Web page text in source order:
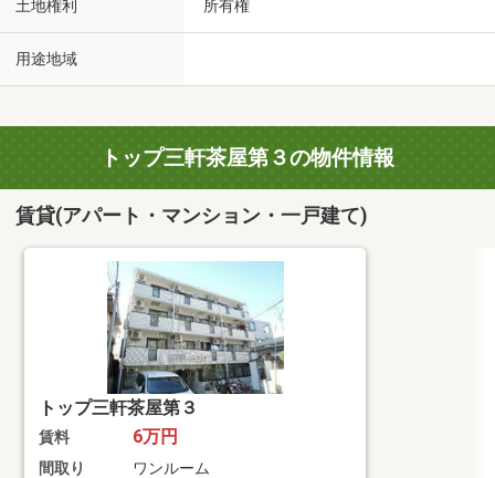
土地権利 所有権
用途地域
トップ三軒茶屋第３の物件情報
賃貸(アパート・マンション・一戸建て)
トップ三軒茶屋第３
賃料 6万円
間取り
ワンルーム